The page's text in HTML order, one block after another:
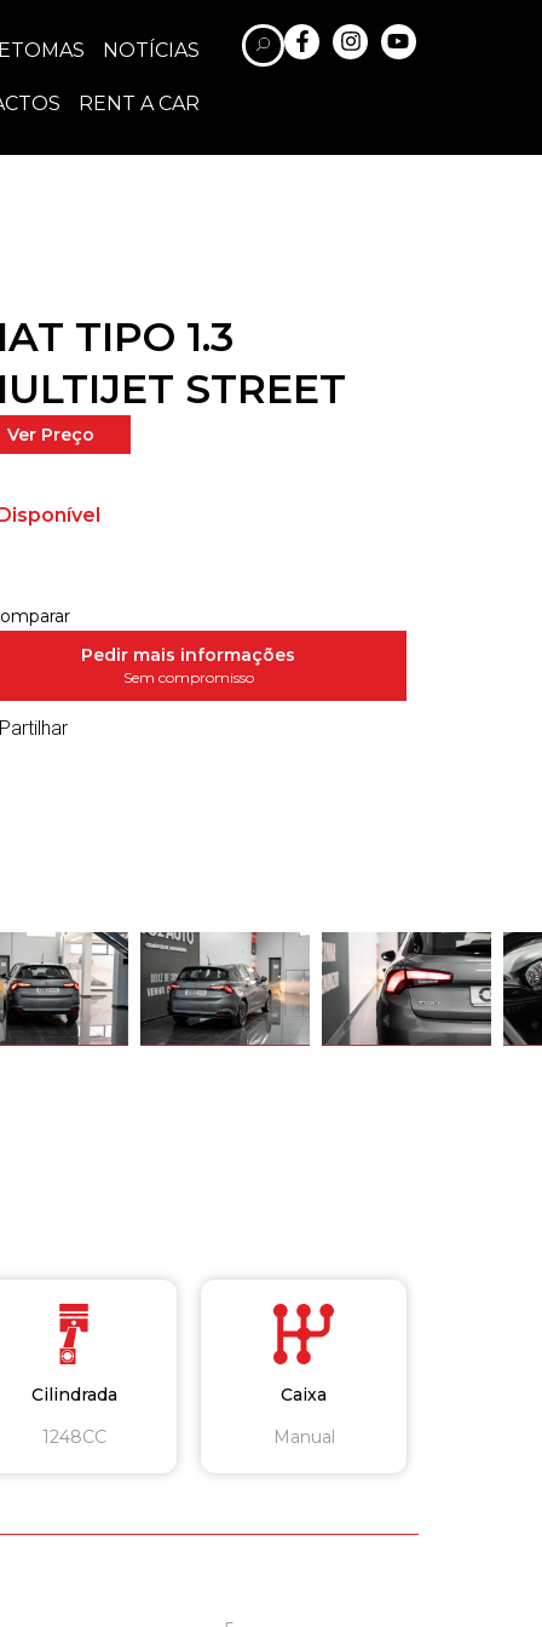
NOTÍCIAS
RENT A CAR
TIPO 1.3
STREET
Ver Preço
Pedir mais informações
Sem compromisso
Partilhar
Cilindrada
1248CC
Caixa
Manual